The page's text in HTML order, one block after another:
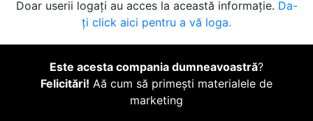
Doar userii logați au acces la această informație. Da-
ți click aici pentru a vă loga.
Este acesta compania dumneavoastră?
Felicitări! Aă cum să primești materialele de
marketing